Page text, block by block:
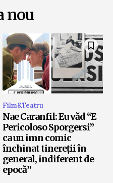
nou
Film&Teatru
Nae Caranfil: Eu văd “E
Pericoloso Sporgersi”
ca un imn comic
închinat tinereții în
general, indiferent de
epocă”